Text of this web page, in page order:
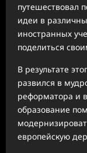
путешествовал
идеи в
иностранных
поделиться
В результате
развился в
реформатора и
образование
европейскую